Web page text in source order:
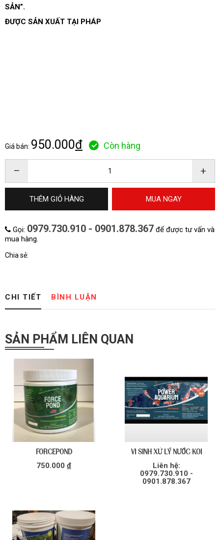
SẢN”.
ĐƯỢC SẢN XUẤT TẠI PHÁP
Giá bán: 950.000đ Còn hàng
– +
THÊM GIỎ HÀNG MUA NGAY
Gọi: 0979.730.910 - 0901.878.367 để được tư vấn và
mua hàng.
Chia sẻ:
CHI TIẾT BÌNH LUẬN
SẢN PHẨM LIÊN QUAN
FORCEPOND
750.000 đ
VI SINH XỬ LÝ NƯỚC KOI
Liên hệ:
0979.730.910 -
0901.878.367